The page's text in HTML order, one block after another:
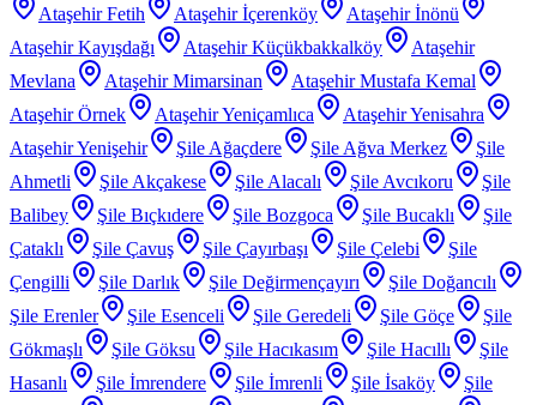
Ataşehir Fetih
Ataşehir İçerenköy
Ataşehir İnönü
Ataşehir Kayışdağı
Ataşehir Küçükbakkalköy
Ataşehir
Mevlana
Ataşehir Mimarsinan
Ataşehir Mustafa Kemal
Ataşehir Örnek
Ataşehir Yeniçamlıca
Ataşehir Yenisahra
Ataşehir Yenişehir
Şile Ağaçdere Şile Ağva Merkez
Şile
Ahmetli
Şile Akçakese Şile Alacalı Şile Avcıkoru
Şile
Balibey
Şile Bıçkıdere Şile Bozgoca Şile Bucaklı
Şile
Çataklı
Şile Çavuş Şile Çayırbaşı Şile Çelebi
Şile
Çengilli
Şile Darlık Şile Değirmençayırı
Şile Doğancılı
Şile Erenler
Şile Esenceli Şile Geredeli Şile Göçe
Şile
Gökmaşlı
Şile Göksu Şile Hacıkasım Şile Hacıllı
Şile
Hasanlı
Şile İmrendere Şile İmrenli Şile İsaköy
Şile